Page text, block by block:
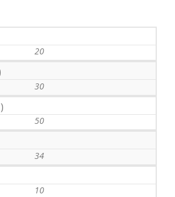
20
30
50
34
10